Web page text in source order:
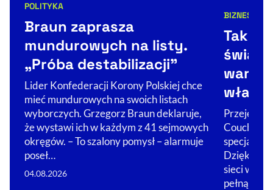
Kategorie artykułu:
POLITYKA
Braun zaprasza
mundurowych na listy.
„Próba destabilizacji”
Lider Konfederacji Korony Polskiej chce
mieć mundurowych na swoich listach
wyborczych. Grzegorz Braun deklaruje,
że wystawi ich w każdym z 41 sejmowych
okręgów. – To szalony pomysł – alarmuje
poseł…
04.08.2026
Kategorie
BIZNES
Tak
świat.
warto
Przejęcie
Couche-
Dzięki nim
sieci w
pełną…